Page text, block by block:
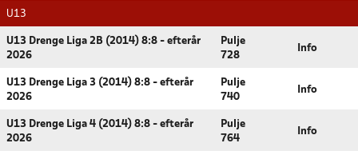
U13
U13 Drenge Liga 2B (2014) 8:8 - efterår
2026
Pulje
728
Info
U13 Drenge Liga 3 (2014) 8:8 - efterår
2026
Pulje
740
Info
U13 Drenge Liga 4 (2014) 8:8 - efterår
2026
Pulje
764
Info